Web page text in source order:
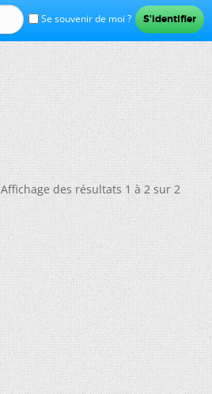
Se souvenir de moi ?
Affichage des résultats 1 à 2 sur 2